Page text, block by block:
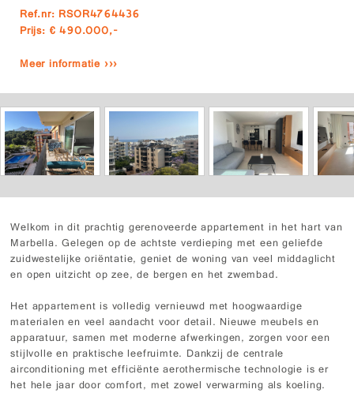
Ref.nr: RSOR4764436
Prijs: € 490.000,-
Meer informatie ›››
Welkom in dit prachtig gerenoveerde appartement in het hart van
Marbella. Gelegen op de achtste verdieping met een geliefde
zuidwestelijke oriëntatie, geniet de woning van veel middaglicht
en open uitzicht op zee, de bergen en het zwembad.
Het appartement is volledig vernieuwd met hoogwaardige
materialen en veel aandacht voor detail. Nieuwe meubels en
apparatuur, samen met moderne afwerkingen, zorgen voor een
stijlvolle en praktische leefruimte. Dankzij de centrale
airconditioning met efficiënte aerothermische technologie is er
het hele jaar door comfort, met zowel verwarming als koeling.